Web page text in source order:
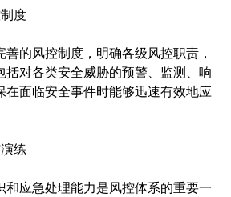
度
的风控制度，明确各级风控职责，
括对各类安全威胁的预警、监测、响
在面临安全事件时能够迅速有效地应
练
和应急处理能力是风控体系的重要一